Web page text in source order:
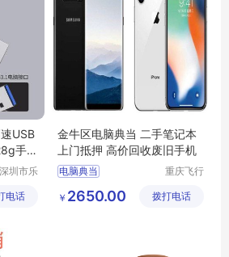
USB
手机
深圳市乐
技有限公
电话
金牛区电脑典当 二手笔记本
上门抵押 高价回收废旧手机
电脑典当
重庆飞行
限公司
￥ 2650.00 拨打电话